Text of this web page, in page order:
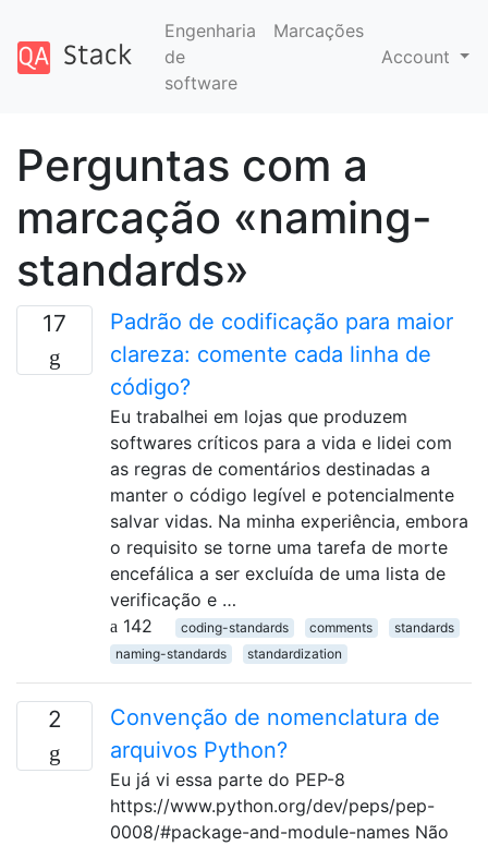
Engenharia
de
software
Marcações
Account
Perguntas com a
marcação «naming-
standards»
17
Padrão de codificação para maior
clareza: comente cada linha de
código?
Eu trabalhei em lojas que produzem
softwares críticos para a vida e lidei com
as regras de comentários destinadas a
manter o código legível e potencialmente
salvar vidas. Na minha experiência, embora
o requisito se torne uma tarefa de morte
encefálica a ser excluída de uma lista de
verificação e …
142
coding-standards comments
standards
naming-standards
standardization
2
Convenção de nomenclatura de
arquivos Python?
Eu já vi essa parte do PEP-8
https://www.python.org/dev/peps/pep-
0008/#package-and-module-names Não